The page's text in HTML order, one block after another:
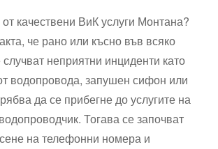
качествени ВиК услуги Монтана?
че рано или късно във всяко
неприятни инциденти като
водопровода, запушен сифон или
да се прибегне до услугите на
Тогава се започват
на телефонни номера и